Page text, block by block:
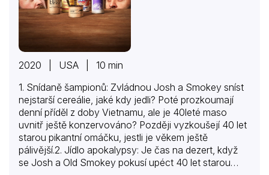
2020 | USA | 10 min
1. Snídaně šampionů: Zvládnou Josh a Smokey sníst
nejstarší cereálie, jaké kdy jedli? Poté prozkoumají
denní příděl z doby Vietnamu, ale je 40leté maso
uvnitř ještě konzervováno? Později vyzkoušejí 40 let
starou pikantní omáčku, jestli je věkem ještě
pálivější.2. Jídlo apokalypsy: Je čas na dezert, když
se Josh a Old Smokey pokusí upéct 40 let starou